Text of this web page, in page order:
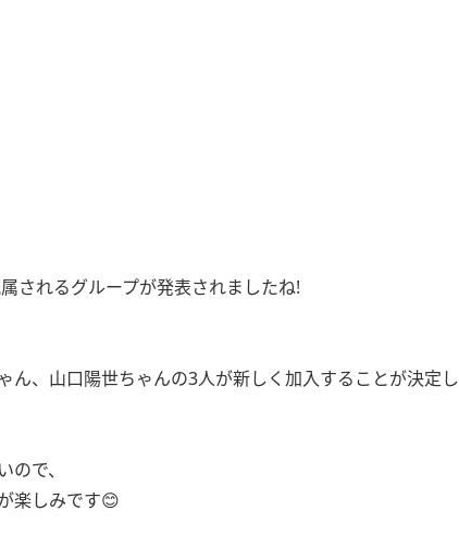
されるグループが発表されましたね!
ん、山口陽世ちゃんの3人が新しく加入することが決定し
で、
楽しみです😊